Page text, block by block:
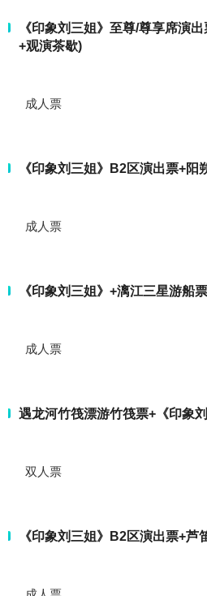
《印象刘三姐》至尊/尊享席演
+观演茶歇)
成人票
《印象刘三姐》B2区演出票+阳
成人票
《印象刘三姐》+漓江三星游船
成人票
遇龙河竹筏漂游竹筏票+《印象
双人票
《印象刘三姐》B2区演出票+芦